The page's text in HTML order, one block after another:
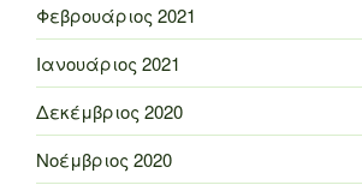
Φεβρουάριος 2021
Ιανουάριος 2021
Δεκέμβριος 2020
Νοέμβριος 2020